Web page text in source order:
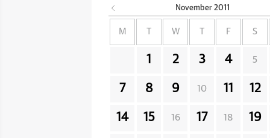
November 2011
M W F S
1 2 3 4 5
7 8 9 10 11 12
14 15 16 17 18 19